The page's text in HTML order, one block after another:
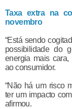
Taxa extra na
novembro
“Está sendo
possibilidade do
energia mais cara,
ao consumidor.
“Não há um risco
ter um impacto
afirmou.